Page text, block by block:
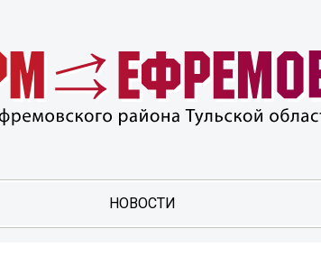
НОВОСТИ